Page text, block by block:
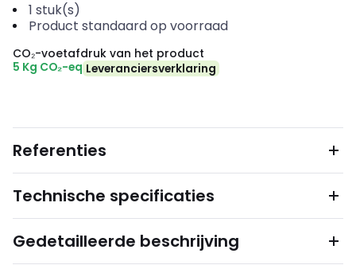
1 stuk(s)
Product standaard op voorraad
CO₂-voetafdruk van het product
5 Kg CO₂-eq Leveranciersverklaring
Referenties
Technische specificaties
Gedetailleerde beschrijving